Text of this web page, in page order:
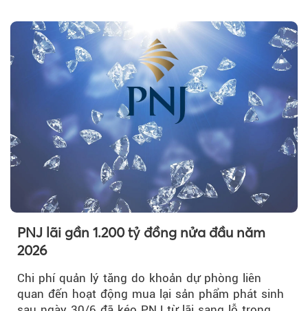
PNJ lãi gần 1.200 tỷ đồng nửa đầu năm
2026
Chi phí quản lý tăng do khoản dự phòng liên
quan đến hoạt động mua lại sản phẩm phát sinh